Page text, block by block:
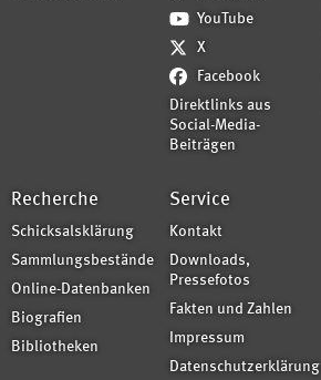
YouTube
X
Facebook
Direktlinks aus
Social-Media-
Beiträgen
Recherche
Schicksalsklärung
Sammlungsbestände
Online-Datenbanken
Biografien
Bibliotheken
Service
Kontakt
Downloads,
Pressefotos
Fakten und Zahlen
Impressum
Datenschutzerklärung